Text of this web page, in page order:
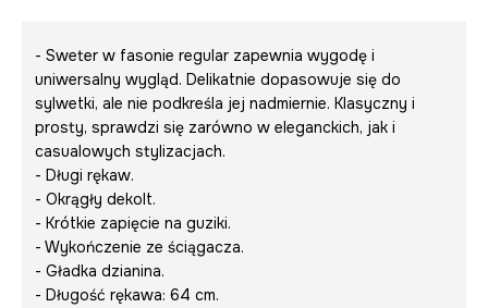
- Sweter w fasonie regular zapewnia wygodę i
uniwersalny wygląd. Delikatnie dopasowuje się do
sylwetki, ale nie podkreśla jej nadmiernie. Klasyczny i
prosty, sprawdzi się zarówno w eleganckich, jak i
casualowych stylizacjach.
- Długi rękaw.
- Okrągły dekolt.
- Krótkie zapięcie na guziki.
- Wykończenie ze ściągacza.
- Gładka dzianina.
- Długość rękawa: 64 cm.